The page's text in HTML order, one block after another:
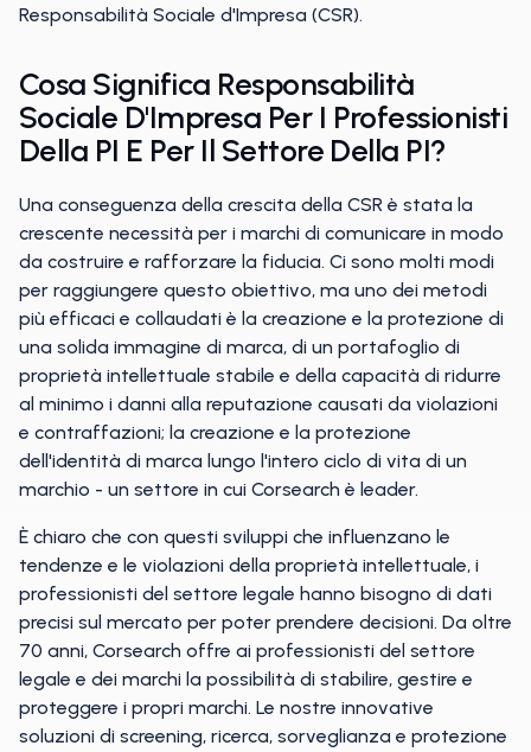
Responsabilità Sociale d'Impresa (CSR).
Cosa Significa Responsabilità
Sociale D'Impresa Per I Professionisti
Della PI E Per Il Settore Della PI?
Una conseguenza della crescita della CSR è stata la
crescente necessità per i marchi di comunicare in modo
da costruire e rafforzare la fiducia. Ci sono molti modi
per raggiungere questo obiettivo, ma uno dei metodi
più efficaci e collaudati è la creazione e la protezione di
una solida immagine di marca, di un portafoglio di
proprietà intellettuale stabile e della capacità di ridurre
al minimo i danni alla reputazione causati da violazioni
e contraffazioni; la creazione e la protezione
dell'identità di marca lungo l'intero ciclo di vita di un
marchio - un settore in cui Corsearch è leader.
È chiaro che con questi sviluppi che influenzano le
tendenze e le violazioni della proprietà intellettuale, i
professionisti del settore legale hanno bisogno di dati
precisi sul mercato per poter prendere decisioni. Da oltre
70 anni, Corsearch offre ai professionisti del settore
legale e dei marchi la possibilità di stabilire, gestire e
proteggere i propri marchi. Le nostre innovative
soluzioni di screening, ricerca, sorveglianza e protezione